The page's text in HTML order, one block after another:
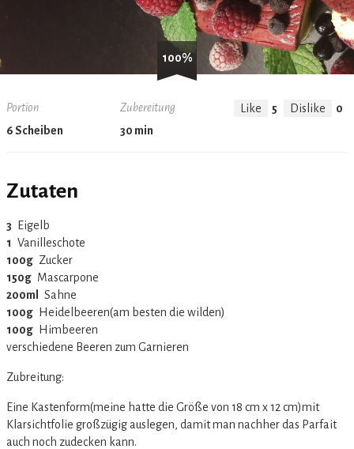
100%
Portion
6 Scheiben
Zubereitung
30 min
Like 5 Dislike 0
Zutaten
3
‏Eigelb
1 ‏Vanilleschote
100g ‏Zucker
150g ‏Mascarpone
200ml
‏Sahne
100g
‏Heidelbeeren(am besten die wilden)
100g
‏Himbeeren
‏verschiedene Beeren zum Garnieren
Zubreitung:
Eine Kastenform(meine hatte die Größe von 18 cm x 12 cm)mit
Klarsichtfolie großzügig auslegen, damit man nachher das Parfait
auch noch zudecken kann.